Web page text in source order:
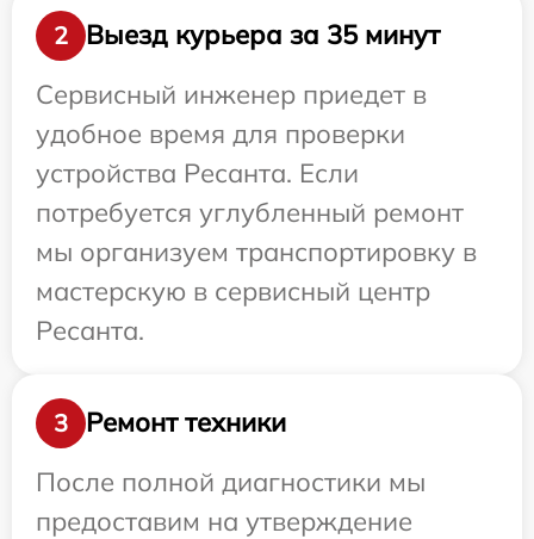
2
Выезд курьера за 35 минут
Сервисный инженер приедет в
удобное время для проверки
устройства Ресанта. Если
потребуется углубленный ремонт
мы организуем транспортировку в
мастерскую в сервисный центр
Ресанта.
3
Ремонт техники
После полной диагностики мы
предоставим на утверждение